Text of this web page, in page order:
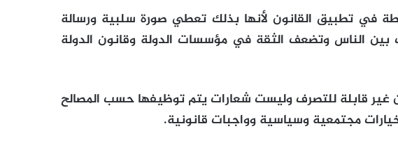
في تطبيق القانون لأنها بذلك تعطي صورة سلبية ورسالة
الناس وتضعف الثقة في مؤسسات الدولة وقانون الدولة
غير قابلة للتصرف وليست شعارات يتم توظيفها حسب المصالح
مجتمعية وسياسية وواجبات قانونية.